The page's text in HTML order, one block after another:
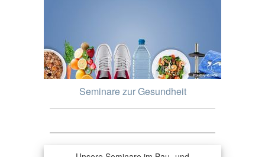
Seminare zur Gesundheit